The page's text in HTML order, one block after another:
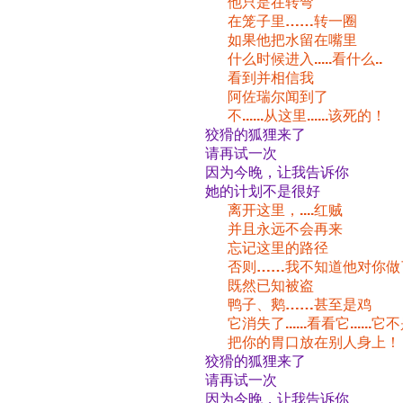
在笼子里……转一圈
如果他把水留在嘴里
什么时候进入.....看什么..
看到并相信我
阿佐瑞尔闻到了
不......从这里......该死的！
狡猾的狐狸来了
请再试一次
因为今晚，让我告诉你
她的计划不是很好
离开这里，....红贼
并且永远不会再来
忘记这里的路径
否则……我不知道他对你做
既然已知被盗
鸭子、鹅……甚至是鸡
它消失了......看看它......它不
把你的胃口放在别人身上！
狡猾的狐狸来了
请再试一次
因为今晚，让我告诉你